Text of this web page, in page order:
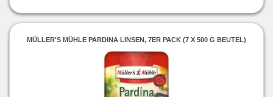
MÜLLER'S MÜHLE PARDINA LINSEN, 7ER PACK (7 X 500 G BEUTEL)